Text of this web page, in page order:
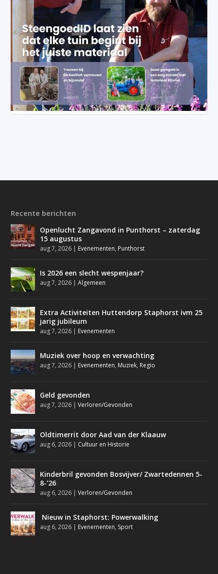
Recente berichten
Openlucht Zangavond in Punthorst – zaterdag
15 augustus
aug 7, 2026 | Evenementen, Punthorst
Is 2026 een slecht wespenjaar?
aug 7, 2026 |Algemeen
Extra Activiteiten Huttendorp Staphorst ivm 25
jarig jubileum
aug 7, 2026 | Evenementen
Muziek over hoop en verwachting
aug 7, 2026 | Evenementen, Muziek, Regio
Geld gevonden
aug 7, 2026 |Verloren/Gevonden
Oldtimerrit door Aad van der Klaauw
aug 6, 2026 | Cultuur en Historie
Kinderbril gevonden Bosvijver/ Zwartedennen 5-
8-’26
aug 6, 2026 |Verloren/Gevonden
Nieuw in Staphorst: Powerwalking
aug 6, 2026 | Evenementen, Sport